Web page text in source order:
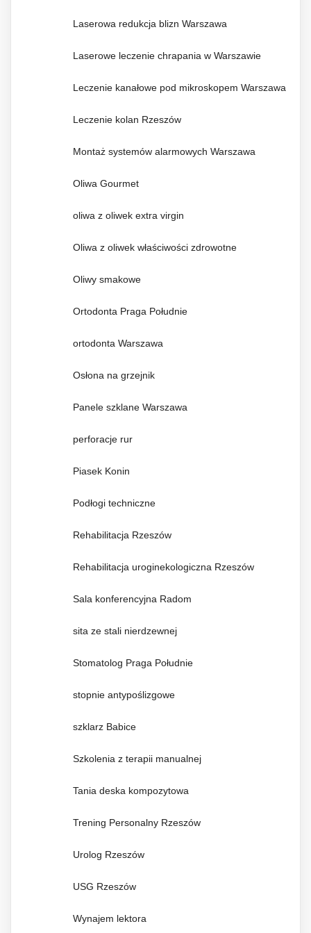
Laserowa redukcja blizn Warszawa
Laserowe leczenie chrapania w Warszawie
Leczenie kanałowe pod mikroskopem Warszawa
Leczenie kolan Rzeszów
Montaż systemów alarmowych Warszawa
Oliwa Gourmet
oliwa z oliwek extra virgin
Oliwa z oliwek właściwości zdrowotne
Oliwy smakowe
Ortodonta Praga Południe
ortodonta Warszawa
Osłona na grzejnik
Panele szklane Warszawa
perforacje rur
Piasek Konin
Podłogi techniczne
Rehabilitacja Rzeszów
Rehabilitacja uroginekologiczna Rzeszów
Sala konferencyjna Radom
sita ze stali nierdzewnej
Stomatolog Praga Południe
stopnie antypoślizgowe
szklarz Babice
Szkolenia z terapii manualnej
Tania deska kompozytowa
Trening Personalny Rzeszów
Urolog Rzeszów
USG Rzeszów
Wynajem lektora